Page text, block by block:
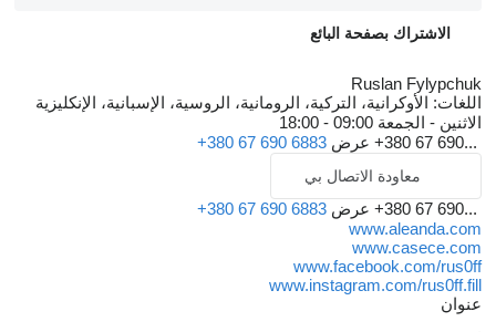
الاشتراك بصفحة البائع
Ruslan Fylypchuk
اللغات: الأوكرانية، التركية، الرومانية، الروسية، الإسبانية، الإنكليزية
الاثنين - الجمعة 09:00 - 18:00
+380 67 690... عرض +380 67 690 6883
معاودة الاتصال بي
+380 67 690... عرض +380 67 690 6883
www.aleanda.com
www.casece.com
www.facebook.com/rus0ff
www.instagram.com/rus0ff.fill
عنوان